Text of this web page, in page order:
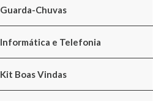
Guarda-Chuvas
Informática e Telefonia
Kit Boas Vindas